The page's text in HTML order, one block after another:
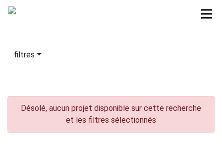
filtres
Désolé, aucun projet disponible sur cette recherche
et les filtres sélectionnés